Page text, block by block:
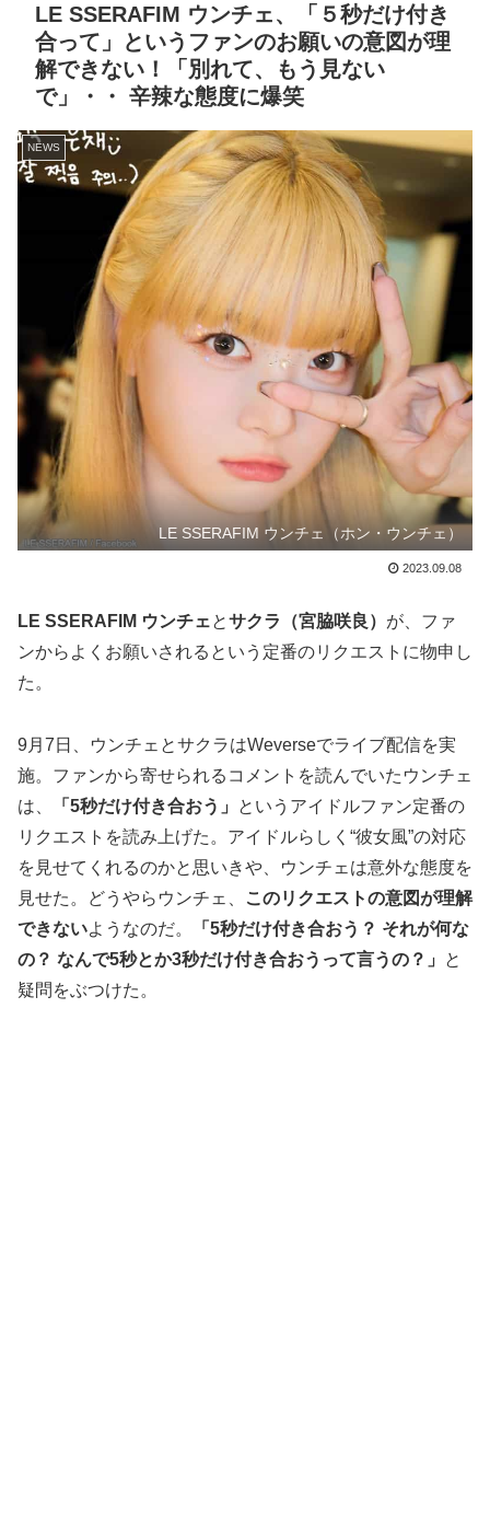
LE SSERAFIM ウンチェ、「５秒だけ付き
合って」というファンのお願いの意図が理
解できない！「別れて、もう見ない
で」・・ 辛辣な態度に爆笑
NEWS
LE SSERAFIM ウンチェ（ホン・ウンチェ）
2023.09.08
LE SSERAFIM ウンチェとサクラ（宮脇咲良） が、ファ
ンからよくお願いされるという定番のリクエストに物申し
た。
9月7日、ウンチェとサクラはWeverseでライブ配信を実
施。ファンから寄せられるコメントを読んでいたウンチェ
は、
「5秒だけ付き合おう」
というアイドルファン定番の
リクエストを読み上げた。アイドルらしく“彼女風”の対応
を見せてくれるのかと思いきや、ウンチェは意外な態度を
見せた。どうやらウンチェ、
このリクエストの意図が理解
できないようなのだ。
「5秒だけ付き合おう？ それが何な
の？ なんで5秒とか3秒だけ付き合おうって言うの？」
と
疑問をぶつけた。